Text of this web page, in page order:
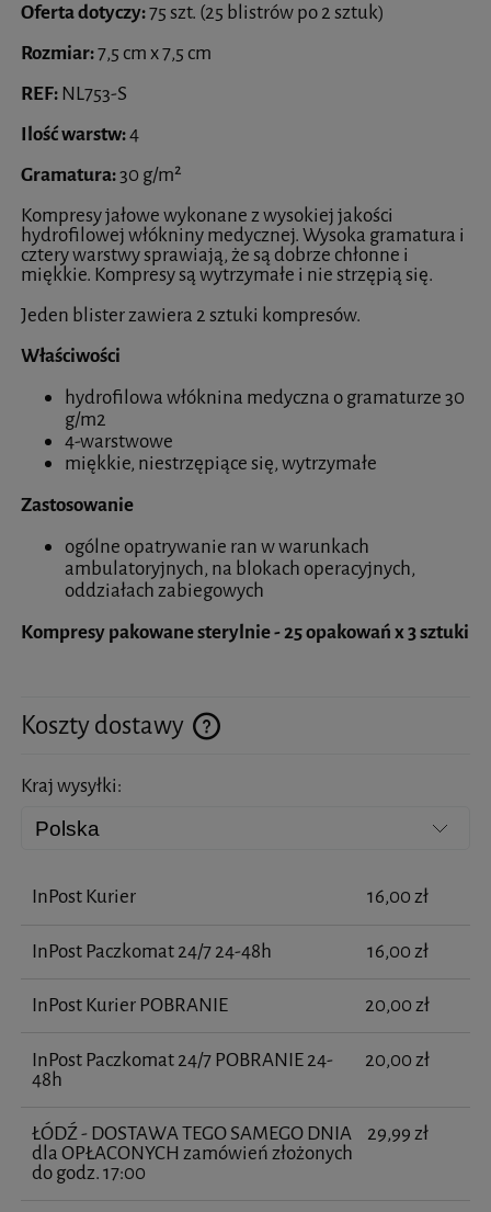
Oferta dotyczy:75 szt. (25 blistrów po 2 sztuk)
Rozmiar:7,5 cm x 7,5 cm
REF:NL753-S
Ilość warstw:4
Gramatura:30 g/m²
Kompresy jałowe wykonane z wysokiej jakości
hydrofilowej włókniny medycznej. Wysoka gramatura i
cztery warstwy sprawiają, że są dobrze chłonne i
miękkie. Kompresy są wytrzymałe i nie strzępią się.
Jeden blister zawiera 2 sztuki kompresów.
Właściwości
hydrofilowa włóknina medyczna o gramaturze 30
g/m2
4-warstwowe
miękkie, niestrzępiące się, wytrzymałe
Zastosowanie
ogólne opatrywanie ran w warunkach
ambulatoryjnych, na blokach operacyjnych,
oddziałach zabiegowych
Kompresy pakowane sterylnie - 25 opakowań x 3 sztuki
Koszty dostawy
Cena nie zawiera ewentualnych kosztów płatności
Kraj wysyłki:
InPost Kurier 16,00 zł
InPost Paczkomat 24/7 24-48h 16,00 zł
InPost Kurier POBRANIE 20,00 zł
InPost Paczkomat 24/7 POBRANIE 24-
48h
20,00 zł
ŁÓDŹ - DOSTAWA TEGO SAMEGO DNIA
dla OPŁACONYCH zamówień złożonych
do godz. 17:00
29,99 zł